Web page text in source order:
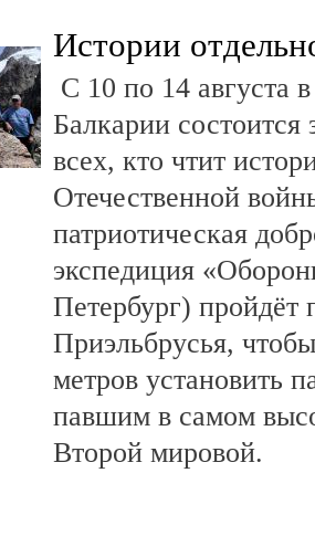
Истории
С 10 по 14 августа
Балкарии состоится
всех, кто чтит
Отечественной
патриотическая
экспедиция
Петербург) пройдёт
Приэльбрусья,
метров установить
павшим в самом
Второй мировой.